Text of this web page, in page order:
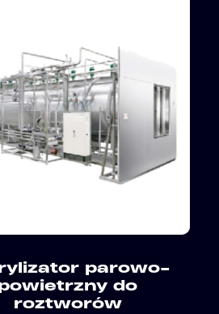
parowo-
do
roztworów